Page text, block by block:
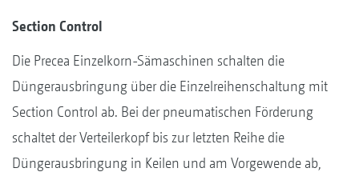
Section Control
Die Precea Einzelkorn-Sämaschinen schalten die
Düngerausbringung über die Einzelreihenschaltung mit
Section Control ab. Bei der pneumatischen Förderung
schaltet der Verteilerkopf bis zur letzten Reihe die
Düngerausbringung in Keilen und am Vorgewende ab,